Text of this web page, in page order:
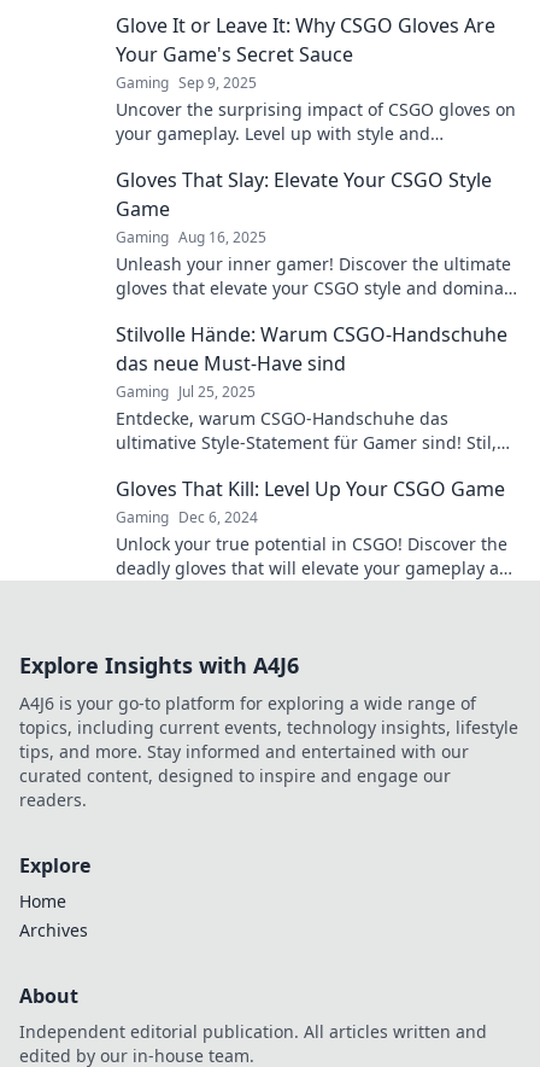
Glove It or Leave It: Why CSGO Gloves Are
Your Game's Secret Sauce
Gaming Sep 9, 2025
Uncover the surprising impact of CSGO gloves on
your gameplay. Level up with style and
it?
Gloves That Slay: Elevate Your CSGO Style
Game
Gaming Aug 16, 2025
Unleash your inner gamer! Discover the ultimate
gloves that elevate your CSGO style and dominate
Stilvolle Hände: Warum CSGO-Handschuhe
das neue Must-Have sind
Gaming Jul 25, 2025
Entdecke, warum CSGO-Handschuhe das
ultimative Style-Statement für Gamer sind! Stil,
Gloves That Kill: Level Up Your CSGO Game
Gaming Dec 6, 2024
Unlock your true potential in CSGO! Discover the
deadly gloves that will elevate your gameplay and
Explore Insights with A4J6
A4J6 is your go-to platform for exploring a wide range of
topics, including current events, technology insights, lifestyle
tips, and more. Stay informed and entertained with our
curated content, designed to inspire and engage our
readers.
Explore
Home
Archives
About
Independent editorial publication. All articles written and
edited by our in-house team.